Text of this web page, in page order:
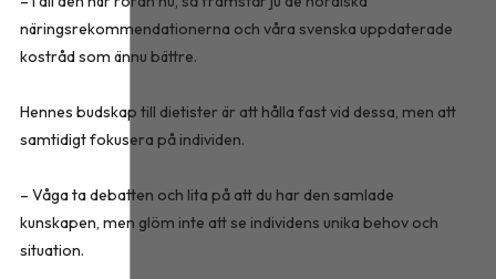
näringsrekommendationerna och våra svenska uppdaterade
kostråd som ännu bättre.
Hennes budskap till dietister är att hålla fast vid dessa, men att
samtidigt fokusera på individen.
– Våga ta debatten och lita på att du har den samlade
kunskapen, men glöm inte att se individens unika behov och
situation.